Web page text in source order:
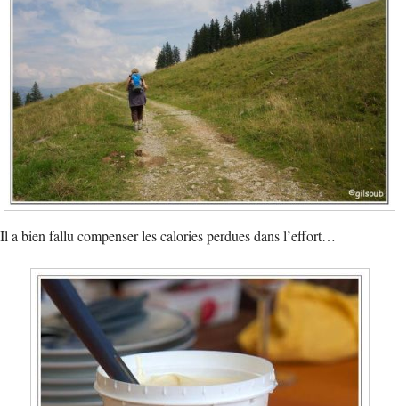
Il a bien fallu compenser les calories perdues dans l’effort…